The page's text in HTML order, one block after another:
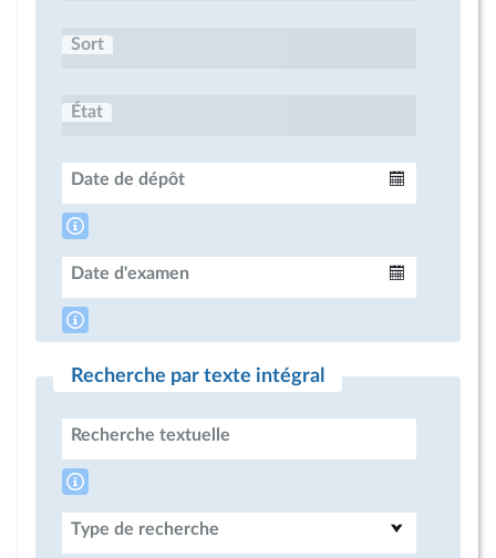
Sort
État
Date de dépôt
Date d'examen
Recherche par texte intégral
Recherche textuelle
Type de recherche